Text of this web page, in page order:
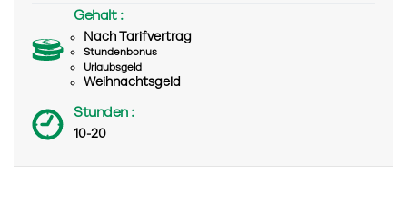
Gehalt :
Nach Tarifvertrag
Stundenbonus
Urlaubsgeld
Weihnachtsgeld
Stunden :
10-20